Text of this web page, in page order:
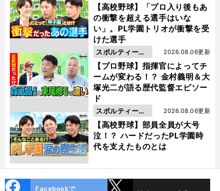
【高校野球】「プロ入り後もあ
の衝撃を超える選手はいな
い」。PL学園トリオが衝撃を受
けた選手
動画
【プロ野球】指揮官によってチ
ームが変わる！？ 金村義明＆大
塚光二が語る歴代監督エピソー
ド
2026.08.06更新
スポルティーバ
動画
【高校野球】部員全員が大号
泣！？ ハードだったPL学園時
代を支えたものとは
2026.08.06更新
スポルティーバ
動画
Facebookで